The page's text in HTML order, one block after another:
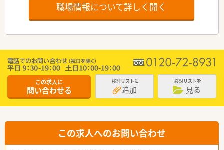
職場情報について詳しく聞く
この求人に
問い合わせる
検討リストに
追加
検討リストを
見る
この求人へのお問い合わせ